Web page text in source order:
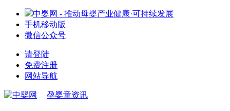
中婴网 - 推动母婴产业健康·可持续发展
手机移动版
微信公众号
请登陆
免费注册
网站导航
孕婴童资讯